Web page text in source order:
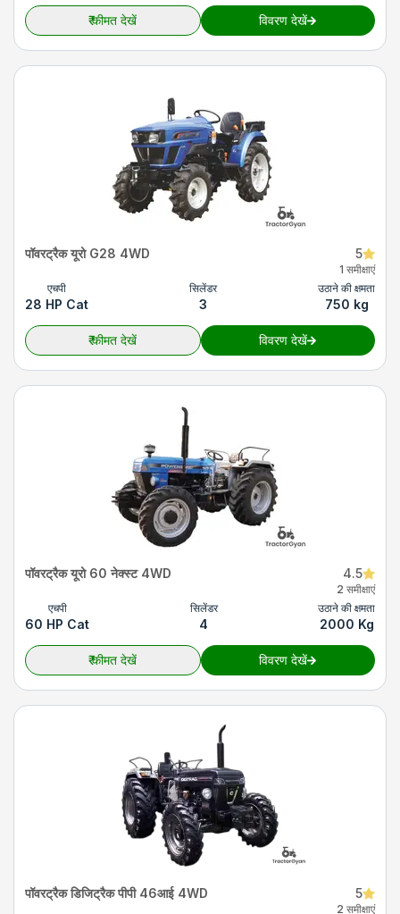
₹कीमत देखें विवरण देखें
पॉवरट्रैक यूरो G28 4WD 5
1 समीक्षाएं
एचपी
28 HP Cat
सिलेंडर
3
उठाने की क्षमता
750 kg
₹कीमत देखें विवरण देखें
पॉवरट्रैक यूरो 60 नेक्स्ट 4WD 4.5
2 समीक्षाएं
एचपी
60 HP Cat
सिलेंडर
4
उठाने की क्षमता
2000 Kg
₹कीमत देखें विवरण देखें
पॉवरट्रैक डिजिट्रैक पीपी 46आई 4WD 5
2 समीक्षाएं